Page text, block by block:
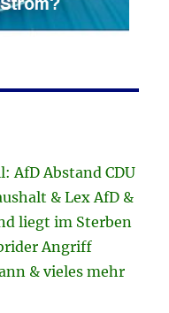
AfD Abstand CDU
& Lex AfD &
liegt im Sterben
Angriff
& vieles mehr